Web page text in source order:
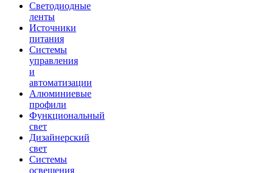
Светодиодные
ленты
Источники
питания
Системы
управления
и
автоматизации
Алюминиевые
профили
Функциональный
свет
Дизайнерский
свет
Системы
освещения